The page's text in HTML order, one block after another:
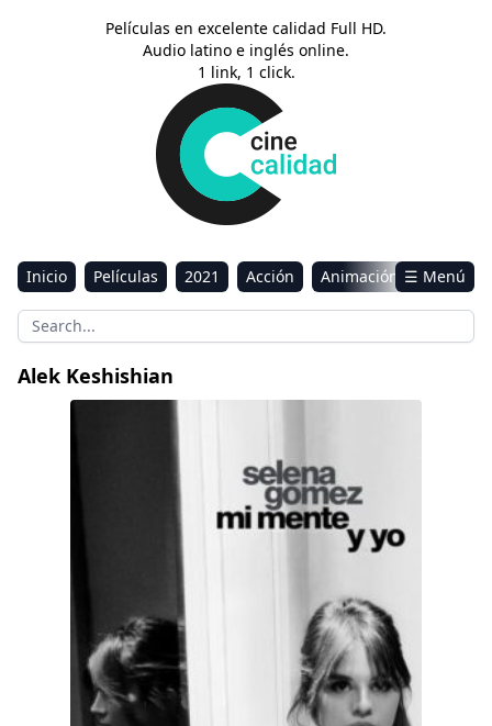
Películas en excelente calidad Full HD.
Audio latino e inglés online.
1 link, 1 click.
Inicio Películas 2021 Acción
Animación
Aventura
Ciencia ficción Comedia
Drama
Sci-Fi & Fantasy
☰ Menú
Alek Keshishian
Selena Gomez: mi mente y yo